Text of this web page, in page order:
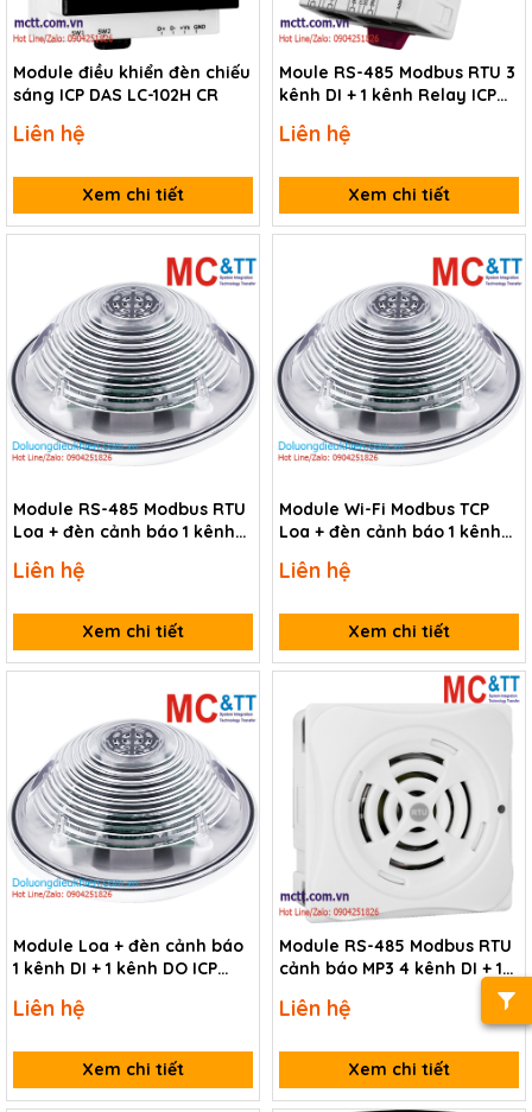
Module điều khiển đèn chiếu
sáng ICP DAS LC-102H CR
Liên hệ
Xem chi tiết
Moule RS-485 Modbus RTU 3
kênh DI + 1 kênh Relay ICP
Liên hệ
Xem chi tiết
Module RS-485 Modbus RTU
Loa + đèn cảnh báo 1 kênh
Horn-MRTU-BR CR
Liên hệ
Xem chi tiết
Module Wi-Fi Modbus TCP
Loa + đèn cảnh báo 1 kênh
Horn-WF-BR CR
Liên hệ
Xem chi tiết
Module Loa + đèn cảnh báo
1 kênh DI + 1 kênh DO ICP
Liên hệ
Xem chi tiết
Module RS-485 Modbus RTU
cảnh báo MP3 4 kênh DI + 1
kênh Relay ICP DAS ALM-04-
MRTU CR
Liên hệ
Xem chi tiết